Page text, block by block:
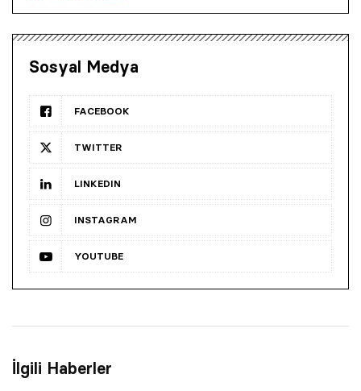
Sosyal Medya
FACEBOOK
TWITTER
LINKEDIN
INSTAGRAM
YOUTUBE
İlgili Haberler